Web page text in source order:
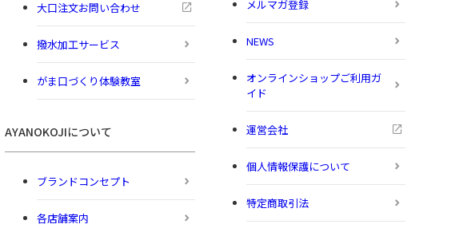
大口注文お問い合わせ
撥水加工サービス
がま口づくり体験教室
AYANOKOJIについて
ブランドコンセプト
各店舗案内
メルマガ登録
NEWS
オンラインショップご利用ガ
イド
運営会社
個人情報保護について
特定商取引法